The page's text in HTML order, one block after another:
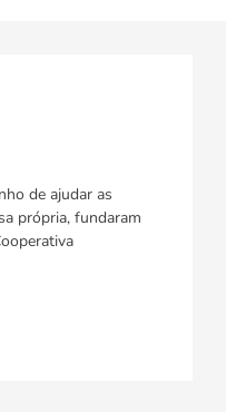
de ajudar as
própria, fundaram